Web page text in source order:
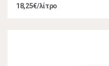
18,25€/λίτρο